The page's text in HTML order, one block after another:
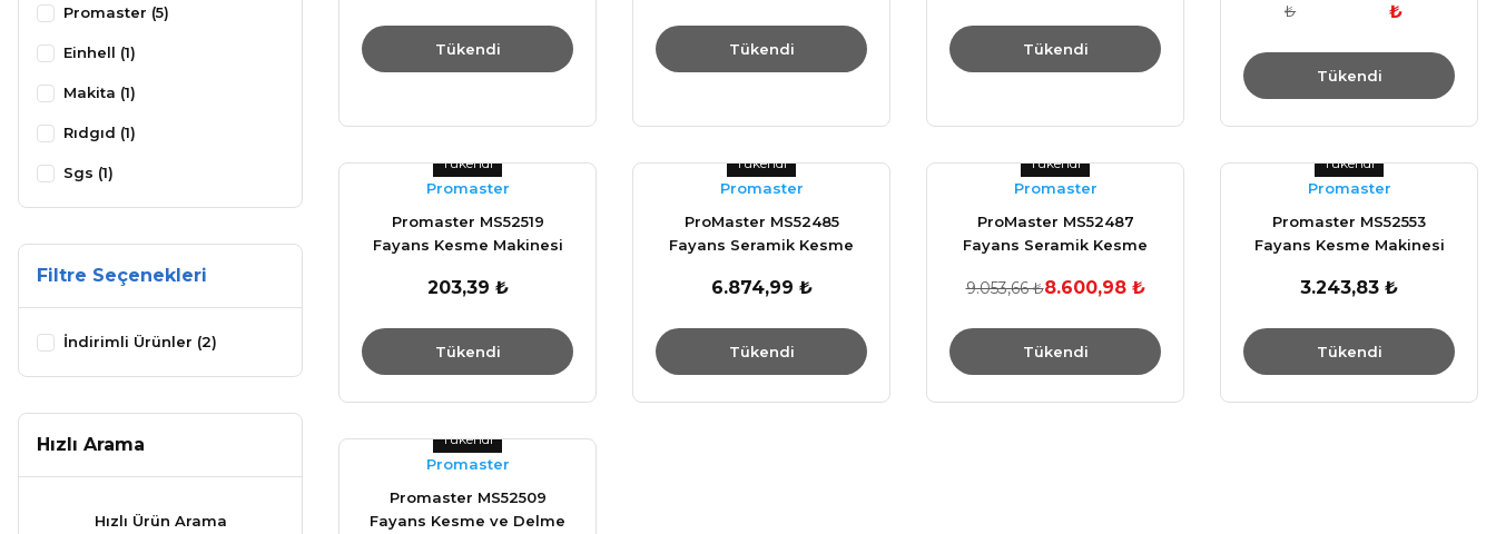
Promaster (5)
Einhell (1)
Makita (1)
Rıdgıd (1)
Sgs (1)
Filtre Seçenekleri
İndirimli Ürünler (2)
Hızlı Arama
Hızlı Ürün Arama
Tükendi Tükendi Tükendi
₺
₺
Tükendi
Tükendi
Promaster
Promaster MS52519
Fayans Kesme Makinesi
203,39 ₺
Tükendi
Tükendi
Promaster
ProMaster MS52485
Fayans Seramik Kesme
6.874,99 ₺
Tükendi
Tükendi
Promaster
ProMaster MS52487
Fayans Seramik Kesme
9.053,66 ₺8.600,98 ₺
Tükendi
Tükendi
Promaster
Promaster MS52553
Fayans Kesme Makinesi
3.243,83 ₺
Tükendi
Tükendi
Promaster
Promaster MS52509
Fayans Kesme ve Delme